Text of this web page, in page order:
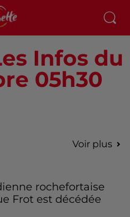
Infos du
05h30
Voir plus
rochefortaise
Frot est décédée